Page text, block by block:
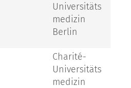
Universitäts
medizin
Berlin
Charité-
Universitäts
medizin